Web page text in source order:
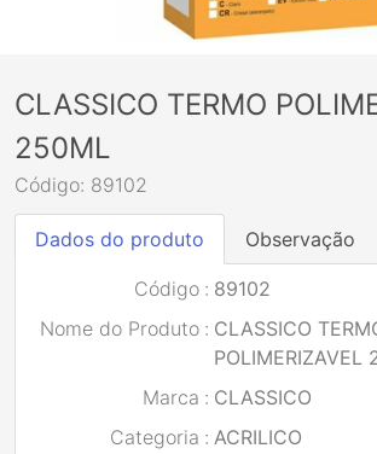
CLASSICO TERMO
250ML
Código: 89102
Dados do produto Observação
Código : 89102
Nome do Produto : CLASSICO
POLIMERIZAVEL
Marca : CLASSICO
Categoria : ACRILICO